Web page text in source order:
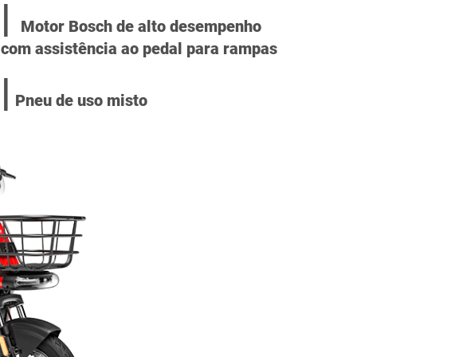
|
Motor Bosch de alto desempenho
com assistência ao pedal para rampas
| Pneu de uso misto